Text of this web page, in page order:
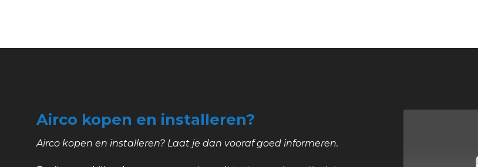
Airco kopen en installeren?
Airco kopen en installeren? Laat je dan vooraf goed informeren.